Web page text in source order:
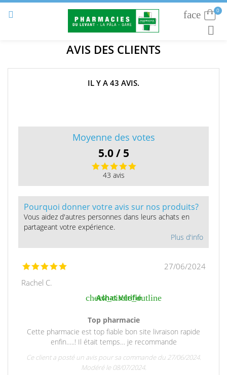
 0
faceConnexion

AVIS DES CLIENTS
IL Y A 43 AVIS.
Moyenne des votes
5.0 / 5
43 avis
Pourquoi donner votre avis sur nos produits?
Vous aidez d'autres personnes dans leurs achats en
partageant votre expérience.
Plus d'info
27/06/2024
Rachel C.
check_circle_outline
Achat Vérifié
Top pharmacie
Cette pharmacie est top fiable bon site livraison rapide
enfin…..! Il était temps… je recommande
Ce client a posté un avis pour sa commande du 27/06/2024.
Modéré le 08/07/2024.